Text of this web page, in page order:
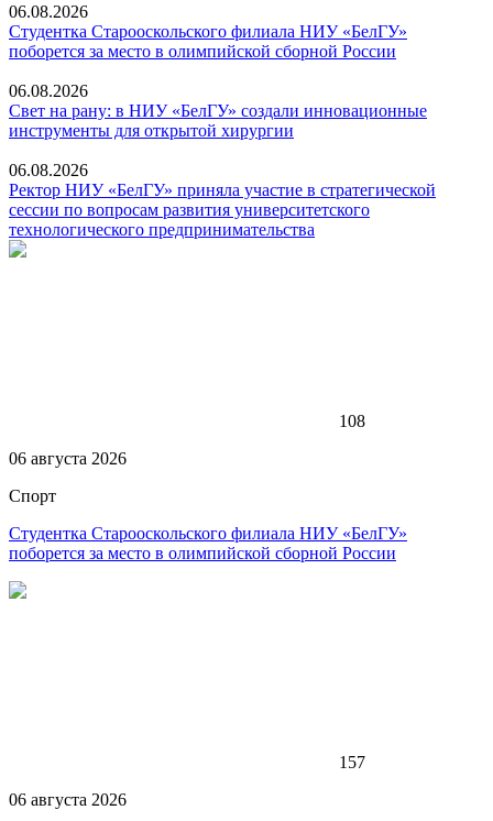
06.08.2026
Студентка Старооскольского филиала НИУ «БелГУ»
поборется за место в олимпийской сборной России
06.08.2026
Свет на рану: в НИУ «БелГУ» создали инновационные
инструменты для открытой хирургии
06.08.2026
Ректор НИУ «БелГУ» приняла участие в стратегической
сессии по вопросам развития университетского
технологического предпринимательства
108
06 августа 2026
Спорт
Студентка Старооскольского филиала НИУ «БелГУ»
поборется за место в олимпийской сборной России
157
06 августа 2026